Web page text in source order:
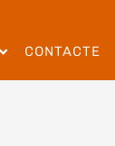
CONTACTE